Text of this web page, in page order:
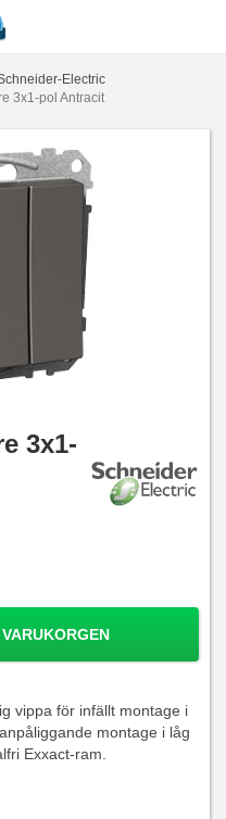
Electric
3x1-pol Antracit
3x1-
vippa för infällt montage i
montage i låg
Exxact-ram.